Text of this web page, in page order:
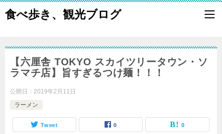
食べ歩き、観光ブログ
【六厘舎 TOKYO スカイツリータウン・ソ
ラマチ店】旨すぎるつけ麺！！！
公開日： 2019年2月11日
ラーメン
Tweet 0 0